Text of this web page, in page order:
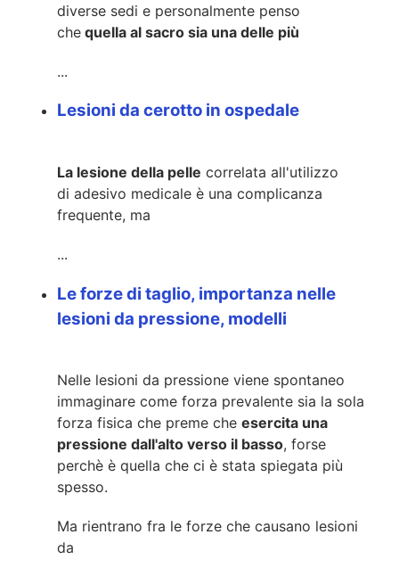
diverse sedi e personalmente penso
che quella al sacro sia una delle più
...
Lesioni da cerotto in ospedale
La lesione della pelle correlata all'utilizzo
di adesivo medicale è una complicanza
frequente, ma
...
Le forze di taglio, importanza nelle
lesioni da pressione, modelli
Nelle lesioni da pressione viene spontaneo
immaginare come forza prevalente sia la sola
forza fisica che preme che esercita una
pressione dall'alto verso il basso, forse
perchè è quella che ci è stata spiegata più
spesso.
Ma rientrano fra le forze che causano lesioni
da